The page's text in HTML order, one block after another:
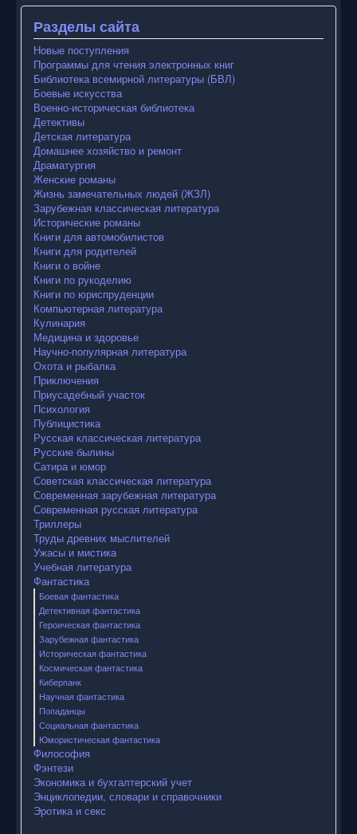
Разделы сайта
Новые поступления
Программы для чтения электронных книг
Библиотека всемирной литературы (БВЛ)
Боевые искусства
Военно-историческая библиотека
Детективы
Детская литература
Домашнее хозяйство и ремонт
Драматургия
Женские романы
Жизнь замечательных людей (ЖЗЛ)
Зарубежная классическая литература
Исторические романы
Книги для автомобилистов
Книги для родителей
Книги о войне
Книги по рукоделию
Книги по юриспруденции
Компьютерная литература
Кулинария
Медицина и здоровье
Научно-популярная литература
Охота и рыбалка
Приключения
Приусадебный участок
Психология
Публицистика
Русская классическая литература
Русские былины
Сатира и юмор
Советская классическая литература
Современная зарубежная литература
Современная русская литература
Триллеры
Труды древних мыслителей
Ужасы и мистика
Учебная литература
Фантастика
Боевая фантастика
Детективная фантастика
Героическая фантастика
Зарубежная фантастика
Историческая фантастика
Космическая фантастика
Киберпанк
Научная фантастика
Попаданцы
Социальная фантастика
Юмористическая фантастика
Философия
Фэнтези
Экономика и бухгалтерский учет
Энциклопедии, словари и справочники
Эротика и секс